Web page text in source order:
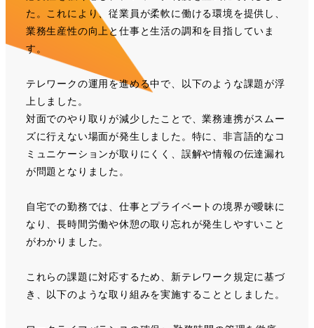
た。これにより、従業員が柔軟に働ける環境を提供し、
業務生産性の向上と仕事と生活の調和を目指していま
す。
テレワークの運用を進める中で、以下のような課題が浮
上しました。
対面でのやり取りが減少したことで、業務連携がスムー
ズに行えない場面が発生しました。特に、非言語的なコ
ミュニケーションが取りにくく、誤解や情報の伝達漏れ
が問題となりました。
自宅での勤務では、仕事とプライベートの境界が曖昧に
なり、長時間労働や休憩の取り忘れが発生しやすいこと
がわかりました。
これらの課題に対応するため、新テレワーク規定に基づ
き、以下のような取り組みを実施することとしました。